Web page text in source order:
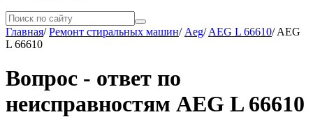
Главная/Ремонт стиральных машин/ Aeg/AEG L 66610/AEG
L 66610
Вопрос - ответ по
неисправностям AEG L 66610